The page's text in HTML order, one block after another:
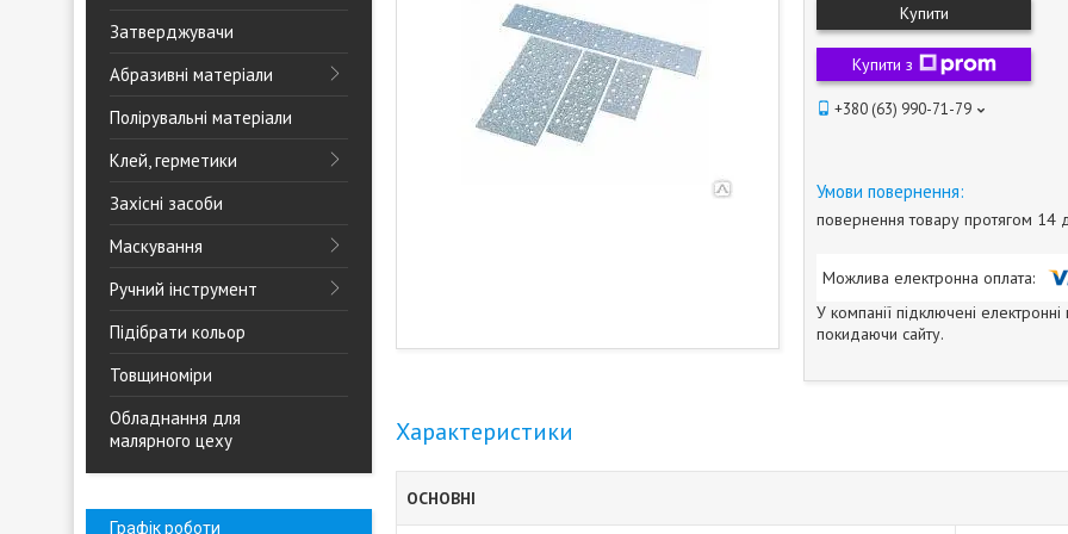
Затверджувачи
Абразивні матеріали
Полірувальні матеріали
Клей, герметики
Захісні засоби
Маскування
Ручний інструмент
Підібрати кольор
Товщиноміри
Обладнання для
малярного цеху
Графік роботи
Купити
Купити з
+380 (63) 990-71-79
повернення товару протягом 14
У компанії підключені
покидаючи сайту.
Характеристики
ОСНОВНІ